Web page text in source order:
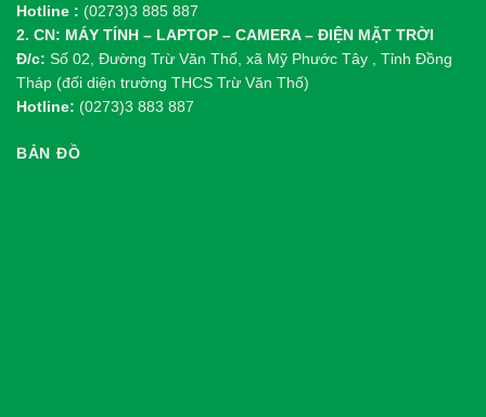
Hotline : (0273)3 885 887
2. CN: MÁY TÍNH – LAPTOP – CAMERA – ĐIỆN MẶT TRỜI
Đ/c: Số 02, Đường Trừ Văn Thố, xã Mỹ Phước Tây , Tỉnh Đồng
Tháp (đối diện trường THCS Trừ Văn Thố)
Hotline: (0273)3 883 887
BẢN ĐỒ